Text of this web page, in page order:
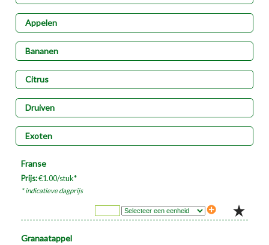
Appelen
Bananen
Citrus
Druiven
Exoten
Franse
Prijs:€1.00/stuk*
* indicatieve dagprijs
Granaatappel